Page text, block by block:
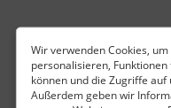
Wir verwenden Cookies,
personalisieren,
können und die Zugriffe
Außerdem geben wir
Vyhlídka
aktuell vom 02.10.2024 / Zugriffe: 1864